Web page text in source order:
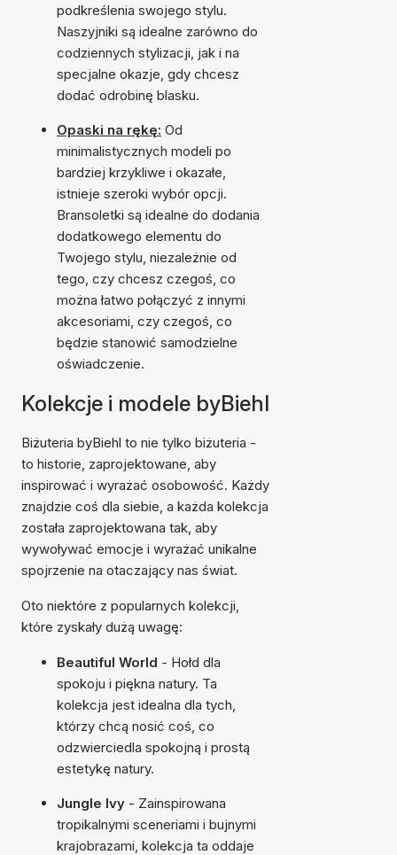
podkreślenia swojego stylu.
Naszyjniki są idealne zarówno do
codziennych stylizacji, jak i na
specjalne okazje, gdy chcesz
dodać odrobinę blasku.
Opaski na rękę: Od
minimalistycznych modeli po
bardziej krzykliwe i okazałe,
istnieje szeroki wybór opcji.
Bransoletki są idealne do dodania
dodatkowego elementu do
Twojego stylu, niezależnie od
tego, czy chcesz czegoś, co
można łatwo połączyć z innymi
akcesoriami, czy czegoś, co
będzie stanowić samodzielne
oświadczenie.
Kolekcje i modele byBiehl
Biżuteria byBiehl to nie tylko biżuteria -
to historie, zaprojektowane, aby
inspirować i wyrażać osobowość. Każdy
znajdzie coś dla siebie, a każda kolekcja
została zaprojektowana tak, aby
wywoływać emocje i wyrażać unikalne
spojrzenie na otaczający nas świat.
Oto niektóre z popularnych kolekcji,
które zyskały dużą uwagę:
Beautiful World - Hołd dla
spokoju i piękna natury. Ta
kolekcja jest idealna dla tych,
którzy chcą nosić coś, co
odzwierciedla spokojną i prostą
estetykę natury.
Jungle Ivy - Zainspirowana
tropikalnymi sceneriami i bujnymi
krajobrazami, kolekcja ta oddaje